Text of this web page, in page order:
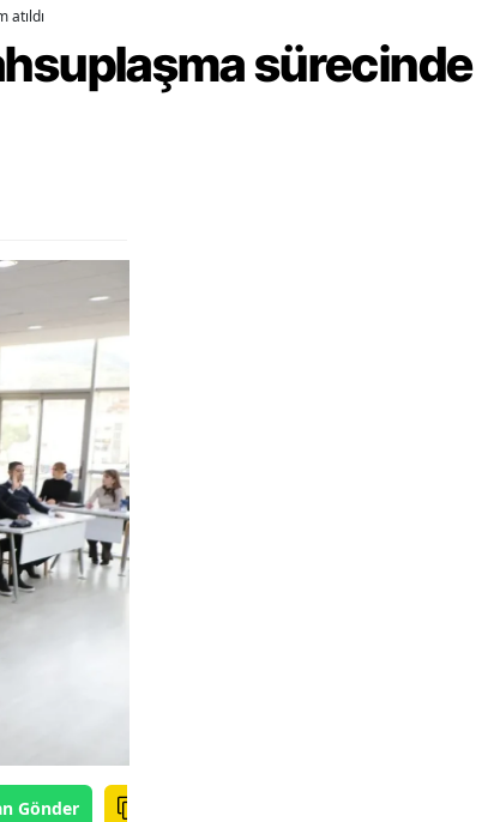
atıldı
sürecinde
Gönder